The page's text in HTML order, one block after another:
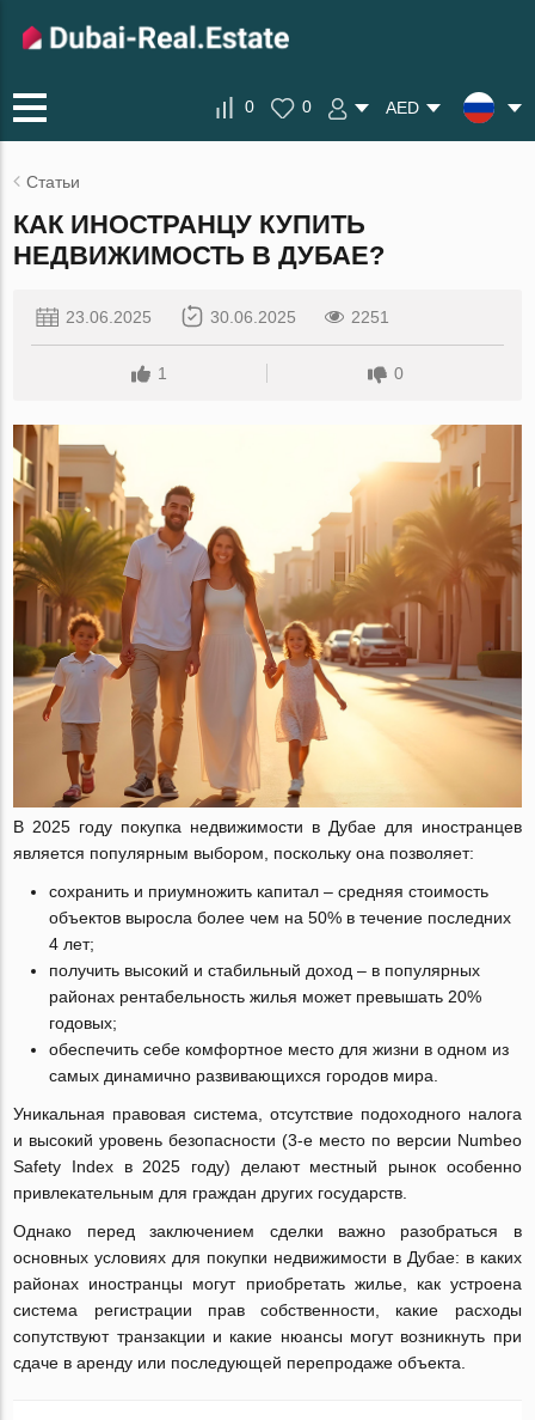
0 0 AED
Статьи
КАК ИНОСТРАНЦУ КУПИТЬ
НЕДВИЖИМОСТЬ В ДУБАЕ?
23.06.2025 30.06.2025 2251
1 0
В 2025 году покупка недвижимости в Дубае для иностранцев
является популярным выбором, поскольку она позволяет:
сохранить и приумножить капитал – средняя стоимость
объектов выросла более чем на 50% в течение последних
4 лет;
получить высокий и стабильный доход – в популярных
районах рентабельность жилья может превышать 20%
годовых;
обеспечить себе комфортное место для жизни в одном из
самых динамично развивающихся городов мира.
Уникальная правовая система, отсутствие подоходного налога
и высокий уровень безопасности (3-е место по версии Numbeo
Safety Index в 2025 году) делают местный рынок особенно
привлекательным для граждан других государств.
Однако перед заключением сделки важно разобраться в
основных условиях для покупки недвижимости в Дубае: в каких
районах иностранцы могут приобретать жилье, как устроена
система регистрации прав собственности, какие расходы
сопутствуют транзакции и какие нюансы могут возникнуть при
сдаче в аренду или последующей перепродаже объекта.